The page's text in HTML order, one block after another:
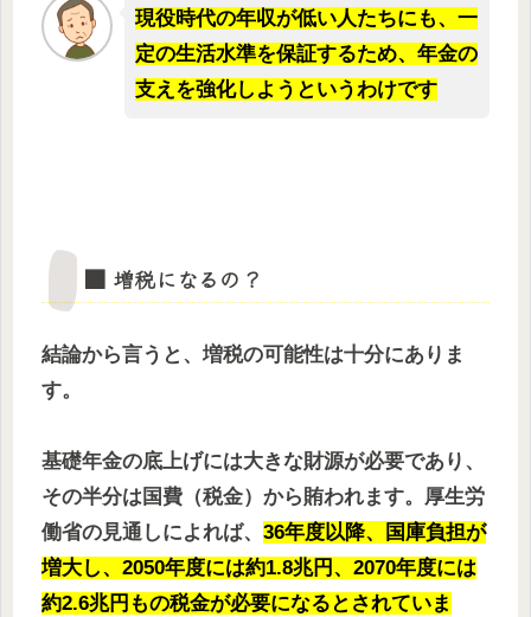
現役時代の年収が低い人たちにも、一
定の生活水準を保証するため、年金の
支えを強化しようというわけです
■ 増税になるの？
結論から言うと、増税の可能性は十分にありま
す。
基礎年金の底上げには大きな財源が必要であり、
その半分は国費（税金）から賄われます。厚生労
働省の見通しによれば、 36年度以降、国庫負担が
増大し、2050年度には約1.8兆円、2070年度には
約2.6兆円もの税金が必要になるとされていま